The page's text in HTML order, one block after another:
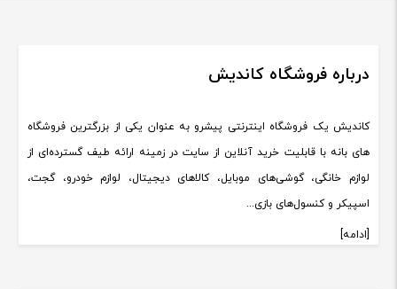
درباره فروشگاه کاندیش
کاندیش یک فروشگاه اینترنتی پیشرو به عنوان یکی از بزرگترین فروشگاه
های بانه با قابلیت خرید آنلاین از سایت در زمینه ارائه طیف گسترده‌ای از
لوازم خانگی، گوشی‌های موبایل، کالاهای دیجیتال، لوازم خودرو، گجت،
اسپیکر و کنسول‌های بازی...
[ادامه]